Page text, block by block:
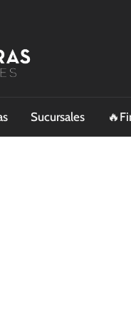
Sucursales